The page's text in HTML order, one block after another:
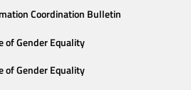
Coordination Bulletin
of Gender Equality
of Gender Equality